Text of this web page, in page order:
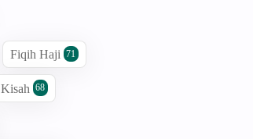
Fiqih Haji 71
Kisah 68